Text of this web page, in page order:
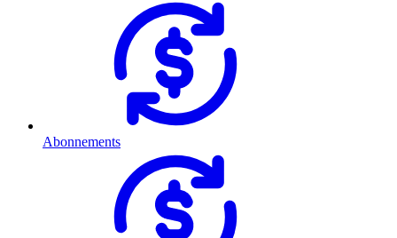
Abonnements